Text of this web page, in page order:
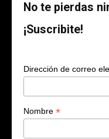
No te pierdas
¡Suscribite!
Dirección de correo
Nombre *